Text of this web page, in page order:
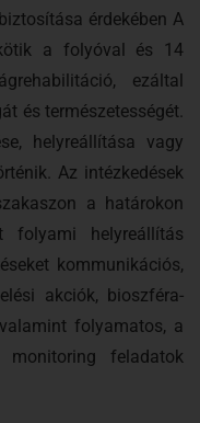
érdekében A
a folyóval és 14
ezáltal
és természetességét.
helyreállítása vagy
Az intézkedések
a határokon
folyami helyreállítás
kommunikációs,
akciók, bioszféra-
folyamatos, a
monitoring feladatok